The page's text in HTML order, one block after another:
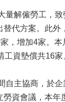
解僱勞工，
代方案。此
，增加4家。
資墊償共16家
主協商，於
資會議，本